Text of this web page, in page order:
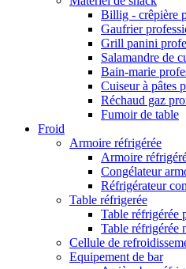
Billig - crêpière
Gaufrier
Grill panini
Salamandre de
Bain-marie
Cuiseur à pâtes
Réchaud gaz
Fumoir de table
Froid
Armoire réfrigérée
Armoire
Congélateur
Réfrigérateur
Table réfrigerée
Table réfrigérée
Table réfrigérée
Cellule de
Equipement de bar